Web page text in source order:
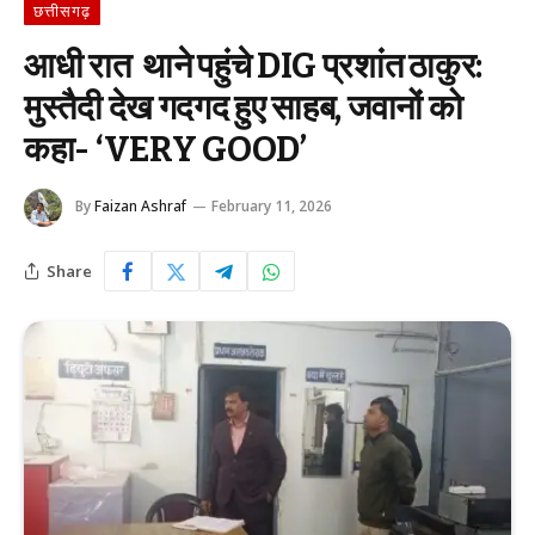
छत्तीसगढ़
आधी रात थाने पहुंचे DIG प्रशांत ठाकुर:
मुस्तैदी देख गदगद हुए साहब, जवानों को
कहा- ‘VERY GOOD’
ByFaizan Ashraf February 11, 2026
Share